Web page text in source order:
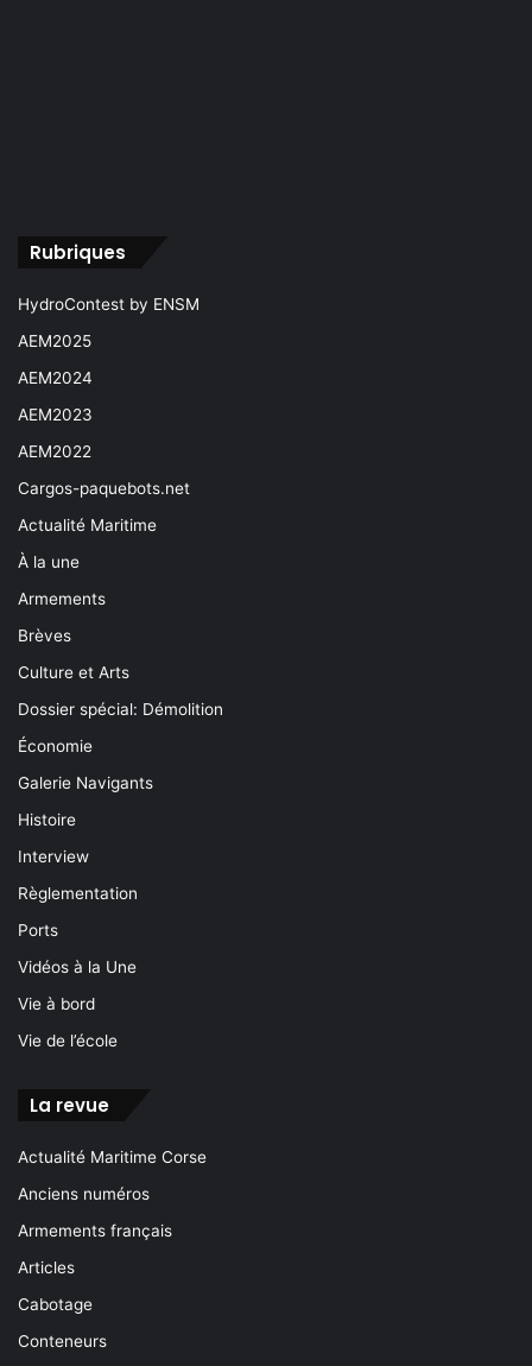
Rubriques
HydroContest by ENSM
AEM2025
AEM2024
AEM2023
AEM2022
Cargos-paquebots.net
Actualité Maritime
À la une
Armements
Brèves
Culture et Arts
Dossier spécial: Démolition
Économie
Galerie Navigants
Histoire
Interview
Règlementation
Ports
Vidéos à la Une
Vie à bord
Vie de l’école
La revue
Actualité Maritime Corse
Anciens numéros
Armements français
Articles
Cabotage
Conteneurs